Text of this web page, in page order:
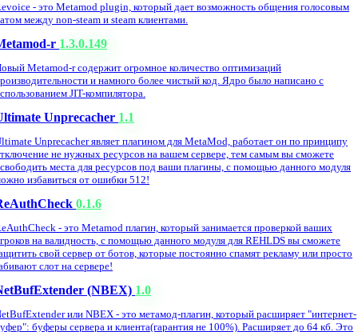
- это Metamod plugin, который дает возможность общения голосовым
между non-steam и steam клиентами.
r 1.3.0.149
Metamod-r содержит огромное количество оптимизаций
и намного более чистый код. Ядро было написано с
JIT-компилятора.
Unprecacher 1.1
Unprecacher являет плагином для MetaMod, работает он по принципу
не нужных ресурсов на вашем сервере, тем самым вы сможете
места для ресурсов под ваши плагины, с помощью данного модуля
избавиться от ошибки 512!
0.1.6
- это Metamod плагин, который занимается проверкой ваших
на валидность, с помощью данного модуля для REHLDS вы сможете
свой сервер от ботов, которые постоянно спамят рекламу или просто
слот на сервере!
(NBEX) 1.0
или NBEX - это метамод-плагин, который расширяет "интернет-
буферы сервера и клиента(гарантия не 100%). Расширяет до 64 кб. Это